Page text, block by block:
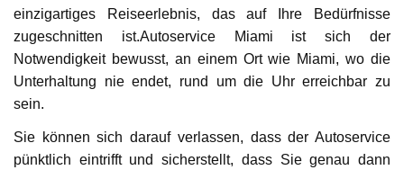
einzigartiges Reiseerlebnis, das auf Ihre Bedürfnisse
zugeschnitten ist.Autoservice Miami ist sich der
Notwendigkeit bewusst, an einem Ort wie Miami, wo die
Unterhaltung nie endet, rund um die Uhr erreichbar zu
sein.
Sie können sich darauf verlassen, dass der Autoservice
pünktlich eintrifft und sicherstellt, dass Sie genau dann